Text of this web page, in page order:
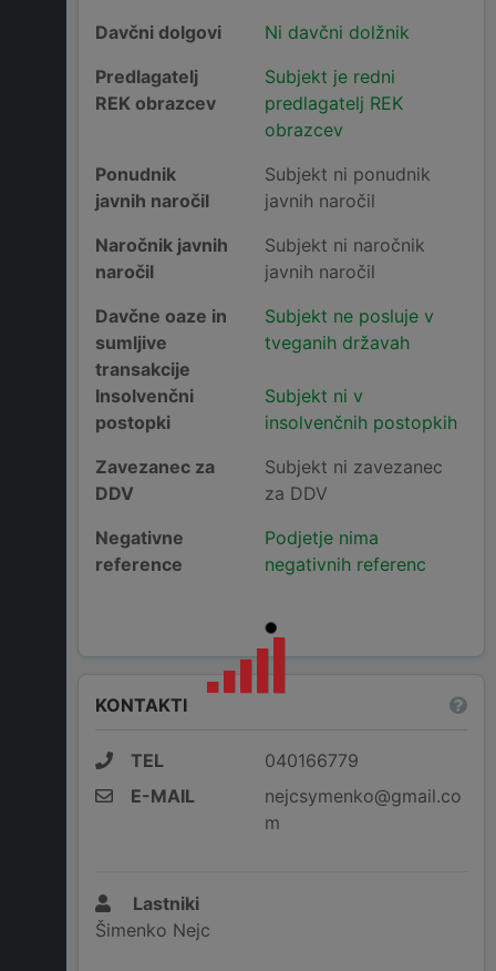
Davčni dolgovi
Ni davčni dolžnik
Predlagatelj
REK obrazcev
Subjekt je redni
predlagatelj REK
obrazcev
Ponudnik
javnih naročil
Subjekt ni ponudnik
javnih naročil
Naročnik javnih
naročil
Subjekt ni naročnik
javnih naročil
Davčne oaze in
sumljive
transakcije
Subjekt ne posluje v
tveganih državah
Insolvenčni
postopki
Subjekt ni v
insolvenčnih postopkih
Zavezanec za
DDV
Subjekt ni zavezanec
za DDV
Negativne
reference
Podjetje nima
negativnih referenc
KONTAKTI
TEL
040166779
E-MAIL
nejcsymenko@gmail.co
m
Lastniki
Šimenko Nejc